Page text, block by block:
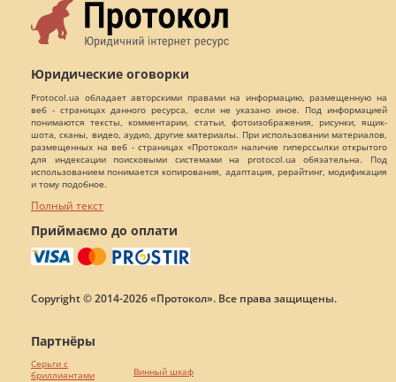
Юридические оговорки
Protocol.ua обладает авторскими правами на информацию, размещенную на
веб - страницах данного ресурса, если не указано иное. Под информацией
понимаются тексты, комментарии, статьи, фотоизображения, рисунки, ящик-
шота, сканы, видео, аудио, другие материалы. При использовании материалов,
размещенных на веб - страницах «Протокол» наличие гиперссылки открытого
для индексации поисковыми системами на protocol.ua обязательна. Под
использованием понимается копирования, адаптация, рерайтинг, модификация
и тому подобное.
Полный текст
Приймаємо до оплати
Copyright © 2014-2026 «Протокол». Все права защищены.
Партнёры
Серьги с
бриллиантами
Винный шкаф